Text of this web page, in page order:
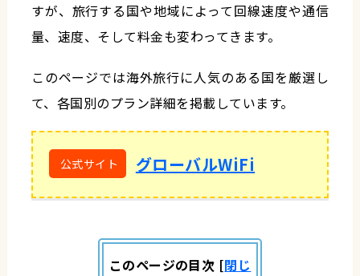
すが、旅行する国や地域によって回線速度や通信
量、速度、そして料金も変わってきます。
このページでは海外旅行に人気のある国を厳選し
て、各国別のプラン詳細を掲載しています。
グローバルWiFi
このページの目次 [閉じ